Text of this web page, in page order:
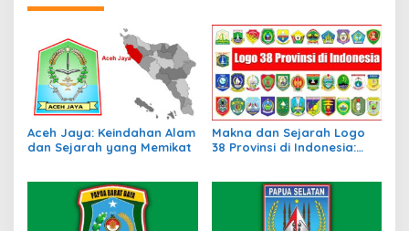
Aceh Jaya: Keindahan Alam
dan Sejarah yang Memikat
Makna dan Sejarah Logo
38 Provinsi di Indonesia: